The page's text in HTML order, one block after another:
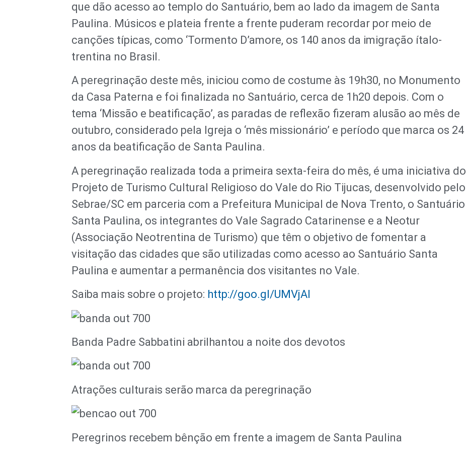
que dão acesso ao templo do Santuário, bem ao lado da imagem de Santa
Paulina. Músicos e plateia frente a frente puderam recordar por meio de
canções típicas, como ‘Tormento D’amore, os 140 anos da imigração ítalo-
trentina no Brasil.
A peregrinação deste mês, iniciou como de costume às 19h30, no Monumento
da Casa Paterna e foi finalizada no Santuário, cerca de 1h20 depois. Com o
tema ‘Missão e beatificação’, as paradas de reflexão fizeram alusão ao mês de
outubro, considerado pela Igreja o ‘mês missionário’ e período que marca os 24
anos da beatificação de Santa Paulina.
A peregrinação realizada toda a primeira sexta-feira do mês, é uma iniciativa do
Projeto de Turismo Cultural Religioso do Vale do Rio Tijucas, desenvolvido pelo
Sebrae/SC em parceria com a Prefeitura Municipal de Nova Trento, o Santuário
Santa Paulina, os integrantes do Vale Sagrado Catarinense e a Neotur
(Associação Neotrentina de Turismo) que têm o objetivo de fomentar a
visitação das cidades que são utilizadas como acesso ao Santuário Santa
Paulina e aumentar a permanência dos visitantes no Vale.
Saiba mais sobre o projeto: http://goo.gl/UMVjAI
Banda Padre Sabbatini abrilhantou a noite dos devotos
Atrações culturais serão marca da peregrinação
Peregrinos recebem bênção em frente a imagem de Santa Paulina